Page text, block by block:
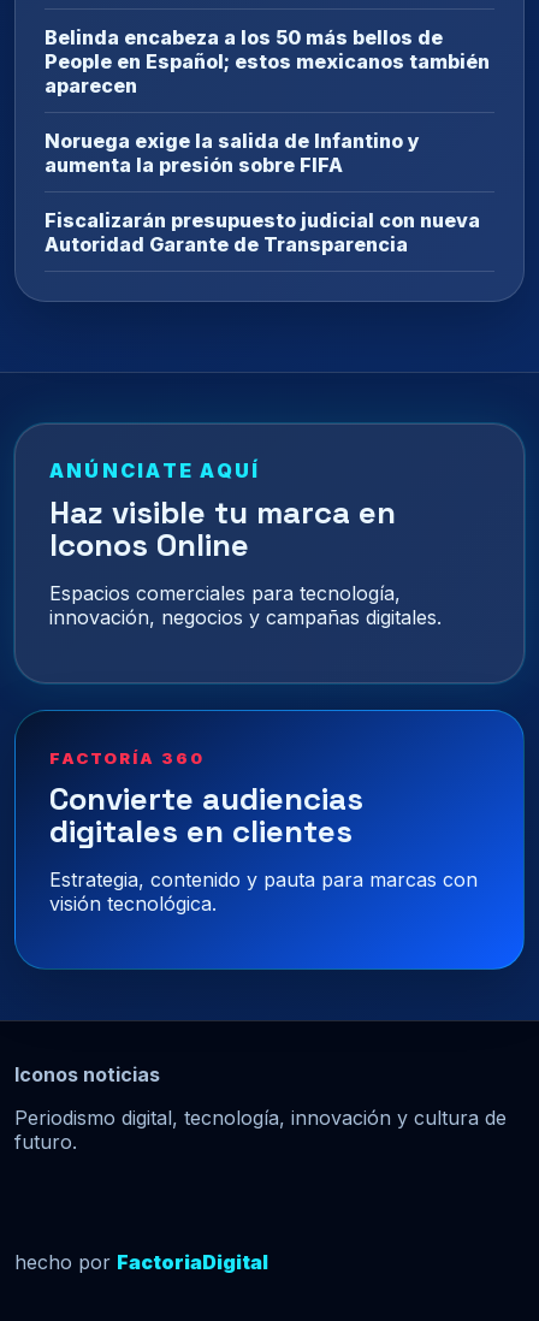
Belinda encabeza a los 50 más bellos de
People en Español; estos mexicanos también
aparecen
Noruega exige la salida de Infantino y
aumenta la presión sobre FIFA
Fiscalizarán presupuesto judicial con nueva
Autoridad Garante de Transparencia
ANÚNCIATE AQUÍ
Haz visible tu marca en
Iconos Online
Espacios comerciales para tecnología,
innovación, negocios y campañas digitales.
FACTORÍA 360
Convierte audiencias
digitales en clientes
Estrategia, contenido y pauta para marcas con
visión tecnológica.
Iconos noticias
Periodismo digital, tecnología, innovación y cultura de
futuro.
hecho por FactoriaDigital